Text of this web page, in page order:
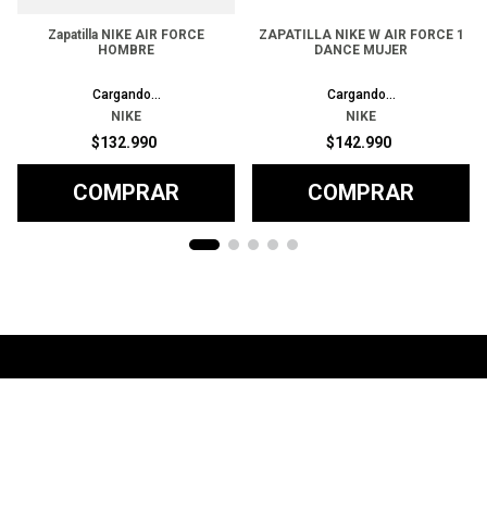
Zapatilla NIKE AIR FORCE
HOMBRE
1 COLOR
NIKE
$132.990
COMPRAR
ZAPATILLA NIKE W AIR FORCE 1
DANCE MUJER
2 COLORES
NIKE
$142.990
COMPRAR